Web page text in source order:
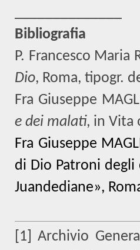
Bibliografia
P. Francesco Maria
Dio, Roma, tipogr.
Fra Giuseppe
e dei malati, in Vita
Fra Giuseppe
di Dio Patroni degli
Juandediane»,
[1]
Archivio